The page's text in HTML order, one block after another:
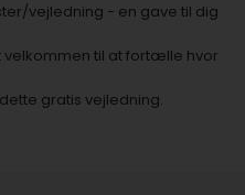
vejledning - en gave til dig
til at fortælle hvor
gratis vejledning.